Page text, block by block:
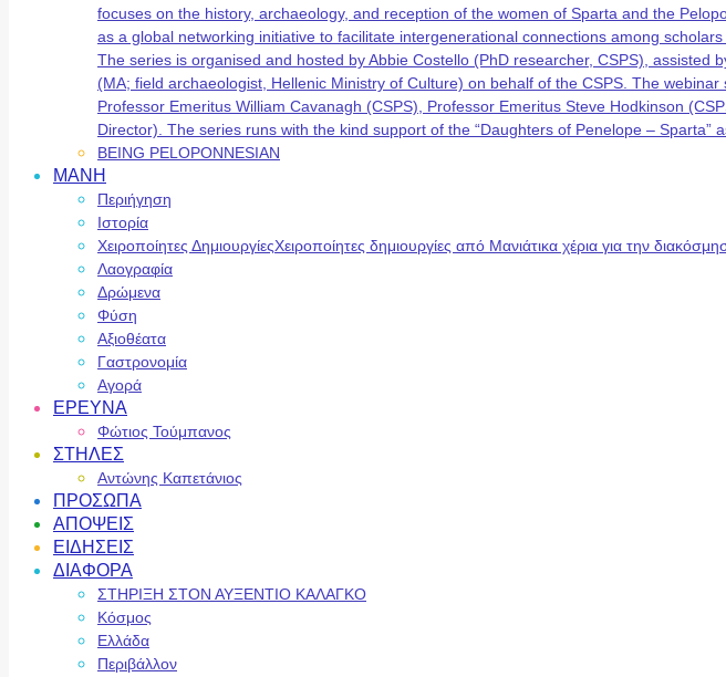
focuses on the history, archaeology, and reception of the women of Sparta and the
as a global networking initiative to facilitate intergenerational connections among
The series is organised and hosted by Abbie Costello (PhD researcher, CSPS),
(MA; field archaeologist, Hellenic Ministry of Culture) on behalf of the CSPS. The
Professor Emeritus William Cavanagh (CSPS), Professor Emeritus Steve Hodkinson
Director). The series runs with the kind support of the “Daughters of Penelope – Sparta”
BEING PELOPONNESIAN
ΜΑΝΗ
Περιήγηση
Ιστορία
Χειροποίητες ΔημιουργίεςΧειροποίητες δημιουργίες από Μανιάτικα χέρια για την
Λαογραφία
Δρώμενα
Φύση
Αξιοθέατα
Γαστρονομία
Αγορά
ΕΡΕΥΝΑ
Φώτιος Τούμπανος
ΣΤΗΛΕΣ
Αντώνης Καπετάνιος
ΠΡΟΣΩΠΑ
ΑΠΟΨΕΙΣ
ΕΙΔΗΣΕΙΣ
ΔΙΑΦΟΡΑ
ΣΤΗΡΙΞΗ ΣΤΟΝ ΑΥΞΕΝΤΙΟ ΚΑΛΑΓΚΟ
Κόσμος
Ελλάδα
Περιβάλλον